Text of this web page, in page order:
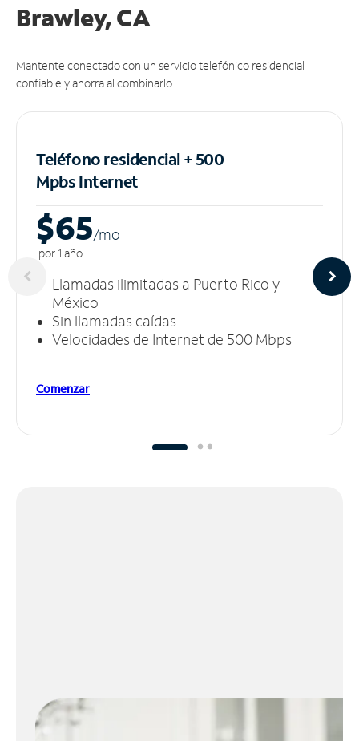
Brawley, CA
Mantente conectado con un servicio telefónico residencial
confiable y ahorra al combinarlo.
Teléfono residencial + 500
MpbsInternet
$65/mo
por 1 año
Llamadas ilimitadas a Puerto Rico y
México
Sin llamadas caídas
Velocidades de Internet de 500 Mbps
Comenzar